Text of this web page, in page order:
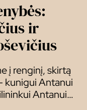
ir
į renginį, skirtą
kunigui Antanui
Antanui